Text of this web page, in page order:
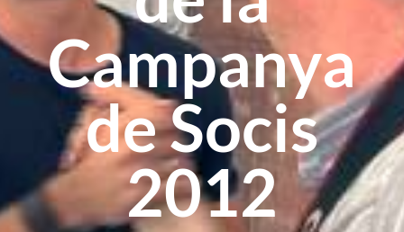
Campanya
de Socis
2012